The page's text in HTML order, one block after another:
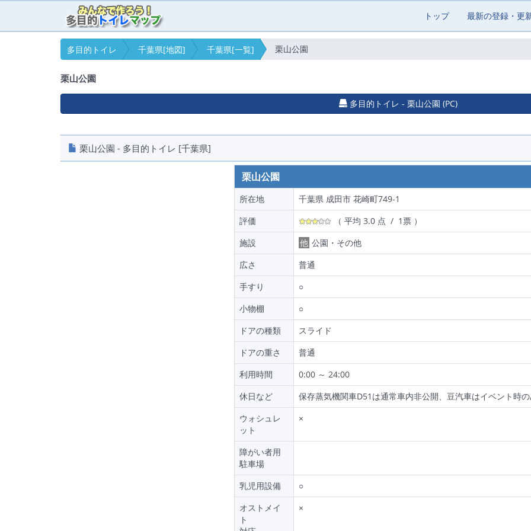
トップ 最新の登録・更
多目的トイレ 千葉県[地図] 千葉県[一覧] 栗山公園
栗山公園
多目的トイレ - 栗山公園 (PC)
栗山公園 - 多目的トイレ [千葉県]
栗山公園
所在地
千葉県 成田市 花崎町749-1
評価
（ 平均 3.0 点 / 1票 ）
施設
他 公園・その他
広さ
普通
手すり
○
小物棚
○
ドアの種類
スライド
ドアの重さ
普通
利用時間
0:00 ～ 24:00
休日など
保存蒸気機関車D51は通常車内非公開、豆汽車はイベント時
ウォシュレ
ット
×
障がい者用
駐車場
乳児用設備
○
オストメイ
ト
×